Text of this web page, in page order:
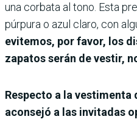
una corbata al tono. Esta
púrpura o azul claro, con
evitemos, por favor, los
zapatos serán de vestir,
Respecto a la vestimenta
aconsejó a las invitadas